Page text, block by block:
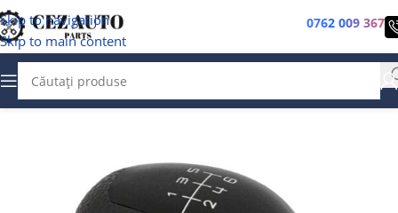
Skip to navigation
Skip to main content
0762 009 367